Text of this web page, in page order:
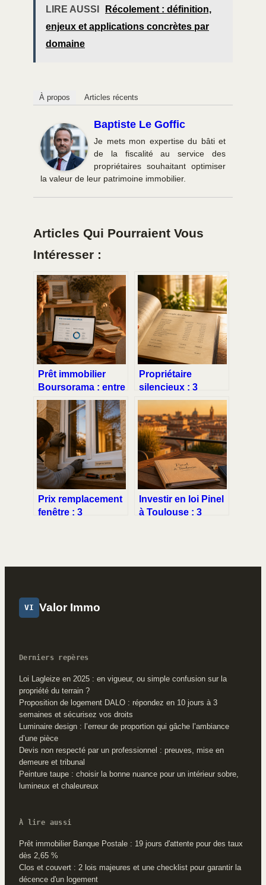
LIRE AUSSI
Récolement : définition,
enjeux et applications concrètes par
domaine
À propos Articles récents
Baptiste Le Goffic
Je mets mon expertise du bâti et
de la fiscalité au service des
propriétaires souhaitant optimiser
la valeur de leur patrimoine immobilier.
Articles Qui Pourraient Vous
Intéresser :
Prêt immobilier
Boursorama : entre
taux ultra-
compétitifs et
exigences de
dossier strictes
Propriétaire
silencieux : 3
étapes pour obtenir
votre décompte de
charges et
récupérer votre
argent
Prix remplacement
fenêtre : 3
facture
Investir en loi Pinel
à Toulouse : 3
défiscalisation
VI Valor Immo
Derniers repères
Loi Lagleize en 2025 : en vigueur, ou simple confusion sur la
propriété du terrain ?
Proposition de logement DALO : répondez en 10 jours à 3
semaines et sécurisez vos droits
Luminaire design : l’erreur de proportion qui gâche l’ambiance
d’une pièce
Devis non respecté par un professionnel : preuves, mise en
demeure et tribunal
Peinture taupe : choisir la bonne nuance pour un intérieur sobre,
lumineux et chaleureux
À lire aussi
Prêt immobilier Banque Postale : 19 jours d'attente pour des taux
dès 2,65 %
Clos et couvert : 2 lois majeures et une checklist pour garantir la
décence d'un logement